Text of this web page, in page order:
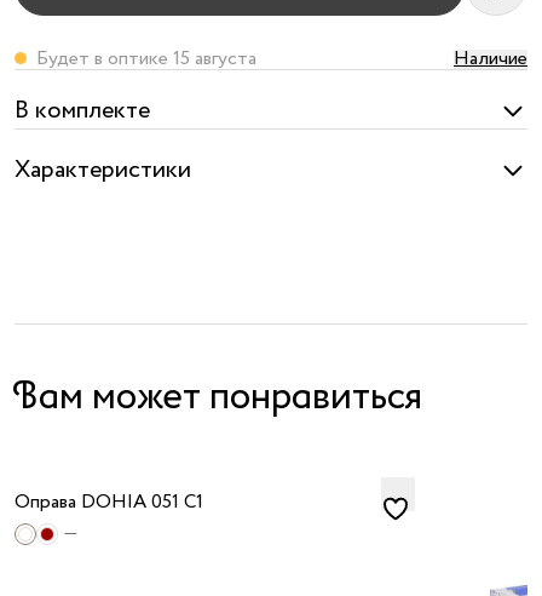
Будет в оптике 15 августа Наличие
В комплекте
Характеристики
Вам может понравиться
Оправа DOHIA 051 C1
—